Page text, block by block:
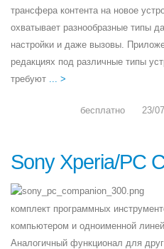
трансфера контента на новое
охватывает разнообразные типы
настройки и даже вызовы.
редакциях под различные типы
требуют ... >
бесплатно 23/
Sony Xperia/PC
комплект программных
компьютером и одноименной
Аналогичный функционал для